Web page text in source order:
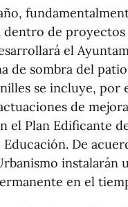
dentro de proyectos
el
de sombra del
se incluye, por
de
el Plan Edificante
De
instalarán
en el